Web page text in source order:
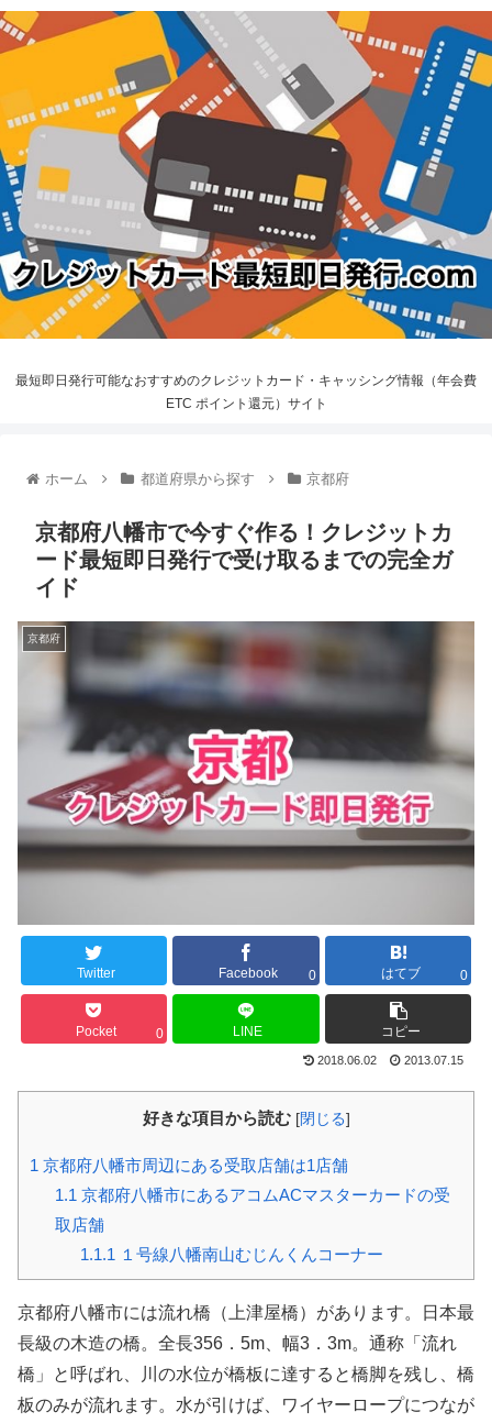
最短即日発行可能なおすすめのクレジットカード・キャッシング情報（年会費
ETC ポイント還元）サイト
ホーム 都道府県から探す 京都府
京都府八幡市で今すぐ作る！クレジットカ
ード最短即日発行で受け取るまでの完全ガ
イド
京都府
Twitter Facebook 0 はてブ 0
Pocket 0 LINE コピー
2018.06.02 2013.07.15
好きな項目から読む [閉じる]
1 京都府八幡市周辺にある受取店舗は1店舗
1.1 京都府八幡市にあるアコムACマスターカードの受
取店舗
1.1.1 １号線八幡南山むじんくんコーナー
京都府八幡市には流れ橋（上津屋橋）があります。日本最
長級の木造の橋。全長356．5m、幅3．3m。通称「流れ
橋」と呼ばれ、川の水位が橋板に達すると橋脚を残し、橋
板のみが流れます。水が引けば、ワイヤーロープにつなが